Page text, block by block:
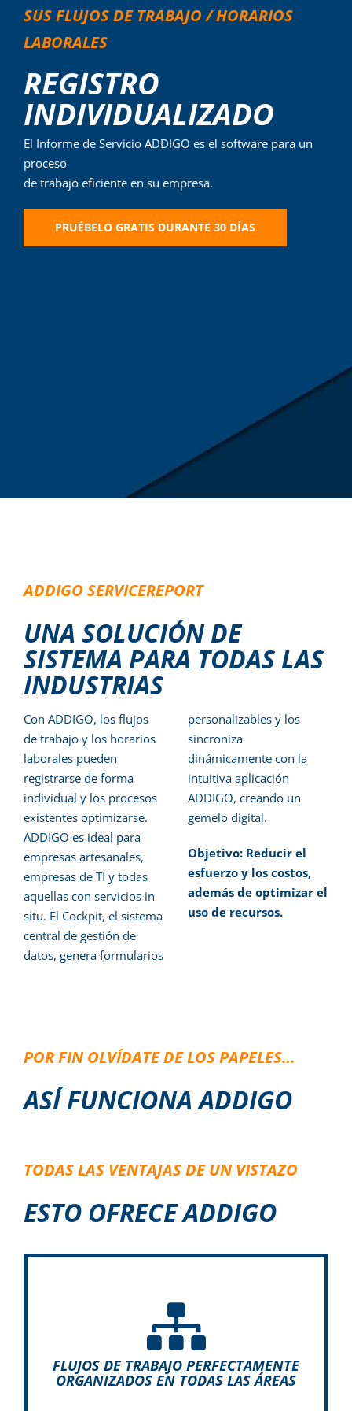
Iniciar sesión
SUS FLUJOS DE TRABAJO / HORARIOS
LABORALES
REGISTRO
INDIVIDUALIZADO
El Informe de Servicio ADDIGO es el software para un
proceso
de trabajo eficiente en su empresa.
PRUÉBELO GRATIS DURANTE 30 DÍAS
ADDIGO SERVICEREPORT
UNA SOLUCIÓN DE
SISTEMA PARA TODAS LAS
INDUSTRIAS
Con ADDIGO, los flujos
de trabajo y los horarios
laborales pueden
registrarse de forma
individual y los procesos
existentes optimizarse.
ADDIGO es ideal para
empresas artesanales,
empresas de TI y todas
aquellas con servicios in
situ. El Cockpit, el sistema
central de gestión de
datos, genera formularios
personalizables y los
sincroniza
dinámicamente con la
intuitiva aplicación
ADDIGO, creando un
gemelo digital.
Objetivo: Reducir el
esfuerzo y los costos,
además de optimizar el
uso de recursos.
POR FIN OLVÍDATE DE LOS PAPELES…
ASÍ FUNCIONA ADDIGO
TODAS LAS VENTAJAS DE UN VISTAZO
ESTO OFRECE ADDIGO
FLUJOS DE TRABAJO PERFECTAMENTE
ORGANIZADOS EN TODAS LAS ÁREAS
Gracias a su flexibilidad y capacidad de
configuración individual, ADDIGO puede
adaptarse a sus requisitos operativos y, por lo
tanto, utilizarse en todas las industrias.